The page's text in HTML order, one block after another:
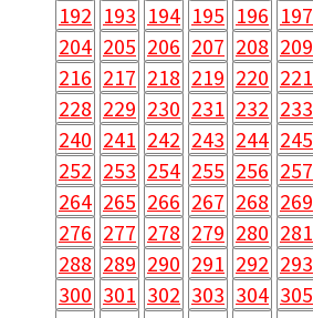
192 193 194 195 196 197
204 205 206 207 208 209
216 217 218 219 220 221
228 229 230 231 232 233
240 241 242 243 244 245
252 253 254 255 256 257
264 265 266 267 268 269
276 277 278 279 280 281
288 289 290 291 292 293
300 301 302 303 304 305